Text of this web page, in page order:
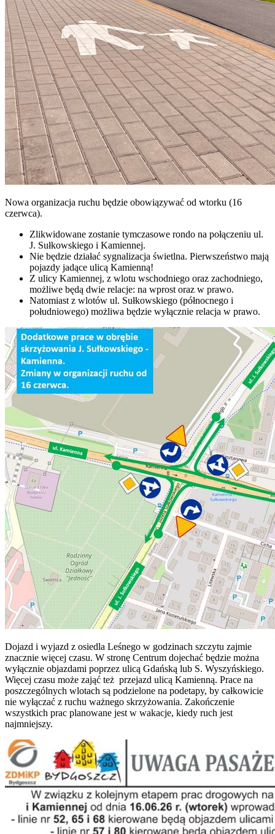
Nowa organizacja ruchu będzie obowiązywać od wtorku (16
czerwca).
Zlikwidowane zostanie tymczasowe rondo na połączeniu ul.
J. Sułkowskiego i Kamiennej.
Nie będzie działać sygnalizacja świetlna. Pierwszeństwo mają
pojazdy jadące ulicą Kamienną!
Z ulicy Kamiennej, z wlotu wschodniego oraz zachodniego,
możliwe będą dwie relacje: na wprost oraz w prawo.
Natomiast z wlotów ul. Sułkowskiego (północnego i
południowego) możliwa będzie wyłącznie relacja w prawo.
Dojazd i wyjazd z osiedla Leśnego w godzinach szczytu zajmie
znacznie więcej czasu. W stronę Centrum dojechać będzie można
wyłącznie objazdami poprzez ulicą Gdańską lub S. Wyszyńskiego.
Więcej czasu może zająć też przejazd ulicą Kamienną. Prace na
poszczególnych wlotach są podzielone na podetapy, by całkowicie
nie wyłączać z ruchu ważnego skrzyżowania. Zakończenie
wszystkich prac planowane jest w wakacje, kiedy ruch jest
najmniejszy.